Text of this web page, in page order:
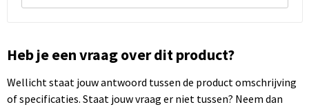
Heb je een vraag over dit product?
Wellicht staat jouw antwoord tussen de product omschrijving
of specificaties. Staat jouw vraag er niet tussen? Neem dan